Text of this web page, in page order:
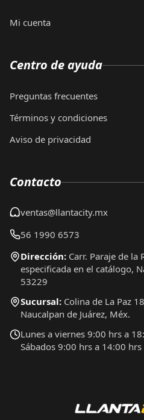
Mi cuenta
Centro de ayuda
Preguntas frecuentes
Términos y condiciones
Aviso de privacidad
Contacto
ventas@llantacity.mx
56 1990 6573
Dirección: Carr. Paraje de la
especificada en el catálogo,
53229
Sucursal: Colina de La Paz
Naucalpan de Juárez, Méx.
Lunes a viernes 9:00 hrs a
Sábados 9:00 hrs a 14:00 hrs